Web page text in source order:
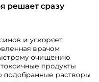
решает сразу
и ускоряет
врачом
очищению
продукты
подобранные растворы